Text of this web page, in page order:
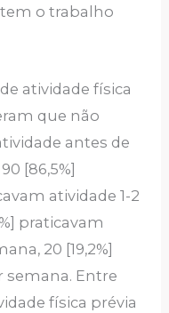
o trabalho
atividade física
que não
antes de
[86,5%]
atividade 1-2
praticavam
20 [19,2%]
semana. Entre
física prévia